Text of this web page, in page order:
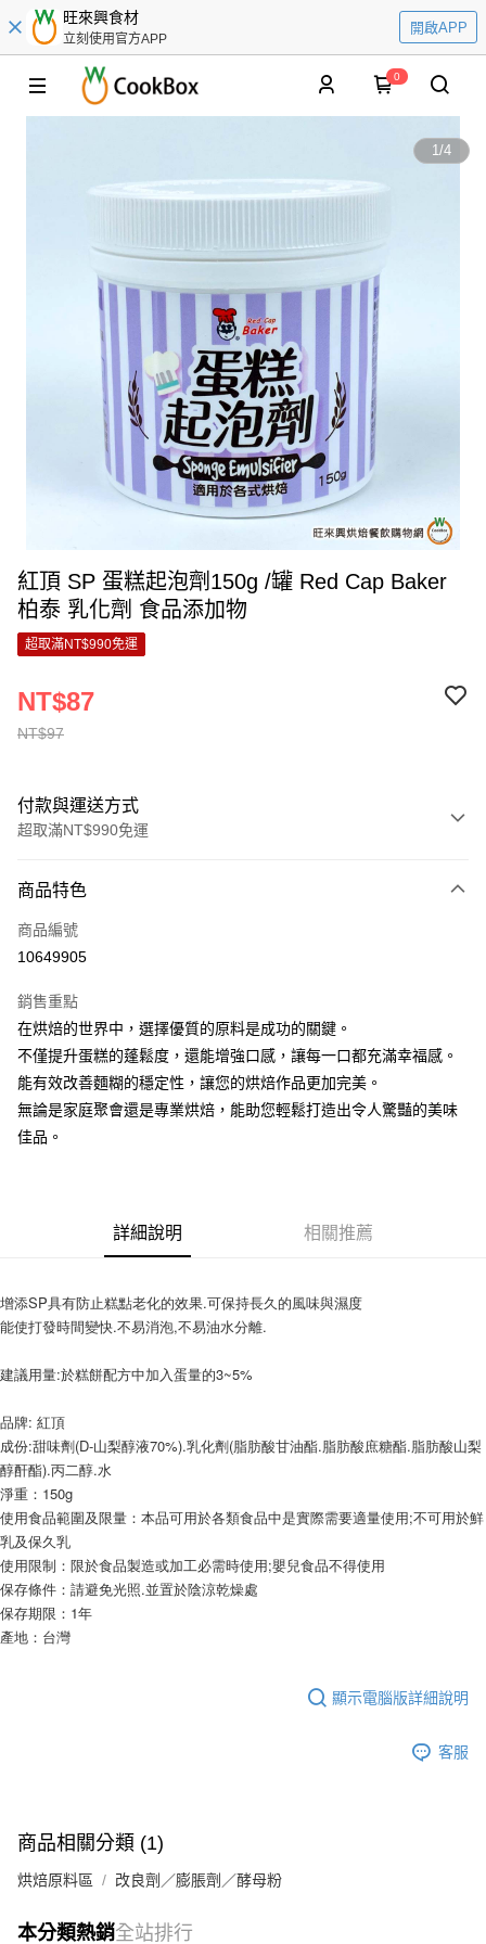
旺來興食材
立刻使用官方APP
開啟APP
0
1/4
紅頂 SP 蛋糕起泡劑150g /罐 Red Cap Baker
柏泰 乳化劑 食品添加物
超取滿NT$990免運
NT$97
NT$87
付款與運送方式
超取滿NT$990免運
信用卡一次付款
超商取貨付款
Apple Pay
街口支付
悠遊付
全盈+PAY
【關於「AFTEE先享後付」】
AFTEE先享後付是「在收到商品之後才付款」的支付方式。 讓您購物簡單
１．簡單：不需註冊會員、不需綁卡、不需儲值。
２．便利：只要手機號碼，簡訊認證，即可結帳。
３．安心：先確認商品／服務後，再付款。
【「AFTEE先享後付」結帳流程】
２．訂單成立數日內，您將收到繳費通知簡訊。
３．收到繳費通知簡訊後14天內，點擊此簡訊中的連結，可透過四大超商／
ATM／網路銀行／等多元方式進行付款，方視為交易完成。
※ 請注意：結帳手續完成當下不需立刻繳費，但若您需要取消訂單，請聯絡
購買商品的店家。未經商家同意取消之訂單仍視為有效，需透過AFTEE先享
後付繳納相關費用。
※ 交易是否成功請以「AFTEE先享後付 」之結帳頁面顯示為準，若有關於
是否繳費成功／繳費後需取消欲退款等相關疑問，請聯繫「AFTEE先享後付
客戶支援中心」https://netprotections.freshdesk.com/support/home
【注意事項】
１．透過由恩沛科技股份有限公司提供之「AFTEE先享後付」服務完成之交
３．未成年的使用者請事先徵得法定代理人或監護人之同意方可使用
「AFTEE先享後付」，若未經同意申辦者引起之損失，本公司不負相關責
請求用戶進行身份認證。
恩沛科技股份有限公司將有權停止該用戶之使用額度並採取法律行動。
運送方式
全家取貨付款-重量限制含紙箱10kg，請控制商品重量在9~9.5
kg
付款後全家取貨-重量限制含紙箱10kg，請控制商品重量在9~
9.5kg
每筆NT$90，滿NT$990(含以上)免運費
7-11取貨付款-重量限制含紙箱10kg，請控制商品重量在9~9.5
kg
每筆NT$90，滿NT$990(含以上)免運費
付款後7-11取貨-重量限制含紙箱10kg，請控制商品重量在9~
商品特色
商品編號
10649905
銷售重點
在烘焙的世界中，選擇優質的原料是成功的關鍵。
不僅提升蛋糕的蓬鬆度，還能增強口感，讓每一口都充滿幸福感。
能有效改善麵糊的穩定性，讓您的烘焙作品更加完美。
無論是家庭聚會還是專業烘焙，能助您輕鬆打造出令人驚豔的美味
佳品。
詳細說明 相關推薦
增添SP具有防止糕點老化的效果.可保持長久的風味與濕度
能使打發時間變快.不易消泡,不易油水分離.
建議用量:於糕餅配方中加入蛋量的3~5%
品牌: 紅頂
成份:甜味劑(D-山梨醇液70%).乳化劑(脂肪酸甘油酯.脂肪酸庶糖酯.脂肪酸山梨
醇酐酯).丙二醇.水
淨重：150g
使用食品範圍及限量：本品可用於各類食品中是實際需要適量使用;不可用於鮮
乳及保久乳
使用限制：限於食品製造或加工必需時使用;嬰兒食品不得使用
保存條件：請避免光照.並置於陰涼乾燥處
保存期限：1年
產地：台灣
顯示電腦版詳細說明
客服
商品相關分類 (1)
烘焙原料區 改良劑／膨脹劑／酵母粉
本分類熱銷全站排行